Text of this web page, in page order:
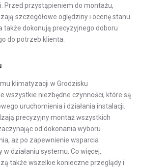
Przed przystąpieniem do montażu,
szczegółowe oględziny i ocenę stanu
także dokonują precyzyjnego doboru
do potrzeb klienta.
klimatyzacji w Grodzisku
wszystkie niezbędne czynności, które są
uruchomienia i działania instalacji.
precyzyjny montaż wszystkich
od dokonania wyboru
aż po zapewnienie wsparcia
działaniu systemu. Co więcej,
także wszelkie konieczne przeglądy i